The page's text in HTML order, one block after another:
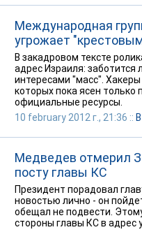
Международная
угрожает
В закадровом тексте
адрес Израиля: заботится
интересами "масс".
которых пока ясен только
официальные ресурсы.
10 february 2012 г., 21:36 ::
Медведев отмерил
посту главы КС
Президент порадовал
новостью лично - он
обещал не подвести.
стороны главы КС в адрес